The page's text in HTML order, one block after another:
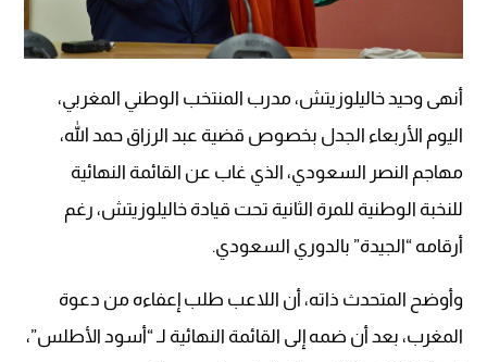
أنهى وحيد خاليلوزيتش، مدرب المنتخب الوطني المغربي،
اليوم الأربعاء الجدل بخصوص قضية عبد الرزاق حمد الله،
مهاجم النصر السعودي، الذي غاب عن القائمة النهائية
للنخبة الوطنية للمرة الثانية تحت قيادة خاليلوزيتش، رغم
أرقامه “الجيدة” بالدوري السعودي.
وأوضح المتحدث ذاته، أن اللاعب طلب إعفاءه من دعوة
المغرب، بعد أن ضمه إلى القائمة النهائية لـ “أسود الأطلس”،